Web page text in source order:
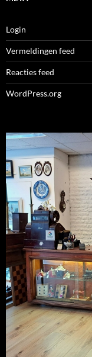
Login
Vermeldingen feed
Reacties feed
WordPress.org